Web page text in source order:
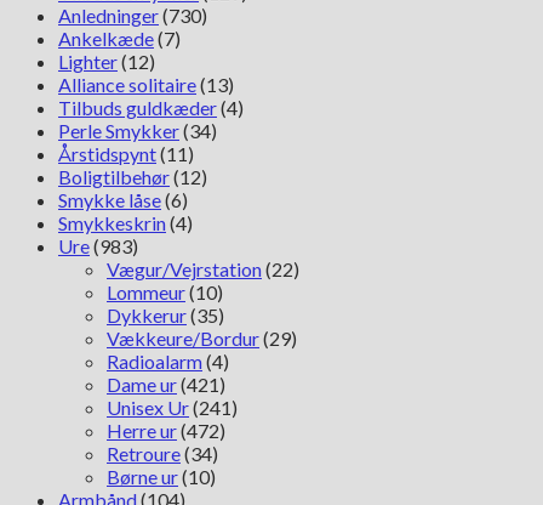
Anledninger(730)
Ankelkæde(7)
Lighter(12)
Alliance solitaire(13)
Tilbuds guldkæder(4)
Perle Smykker(34)
Årstidspynt(11)
Boligtilbehør(12)
Smykke låse(6)
Smykkeskrin(4)
Ure(983)
Vægur/Vejrstation(22)
Lommeur(10)
Dykkerur(35)
Vækkeure/Bordur(29)
Radioalarm(4)
Dame ur(421)
Unisex Ur(241)
Herre ur(472)
Retroure(34)
Børne ur(10)
Armbånd(104)